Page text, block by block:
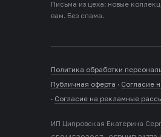
Письма из цеха: новые
вам. Без спама.
Политика обработки
Публичная оферта · Согласие
· Согласие на рекламные
ИП Ципровская Екатерина